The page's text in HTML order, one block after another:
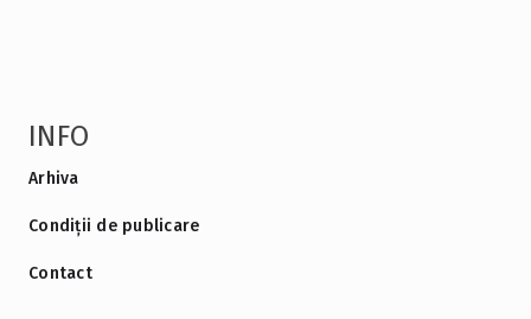
INFO
Arhiva
Condiții de publicare
Contact